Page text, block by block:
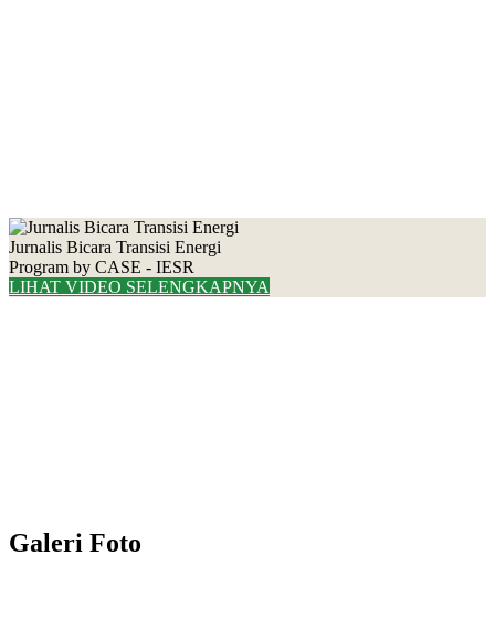
Jurnalis Bicara Transisi Energi
Program by CASE - IESR
LIHAT VIDEO SELENGKAPNYA
Galeri Foto